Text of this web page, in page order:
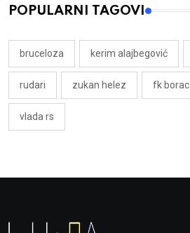
POPULARNI TAGOVI
bruceloza kerim alajbegović
rudari zukan helez fk borac
vlada rs